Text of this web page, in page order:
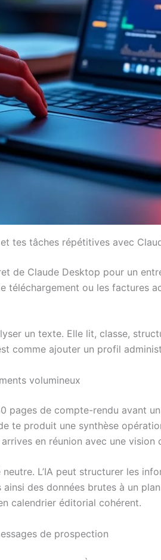
tes tâches répétitives avec
de Claude Desktop pour un
téléchargement ou les factures
un texte. Elle lit, classe,
comme ajouter un profil
volumineux
pages de compte-rendu avant
te produit une synthèse
en réunion avec une vision
L’IA peut structurer les
des données brutes à un
calendrier éditorial cohérent.
de prospection